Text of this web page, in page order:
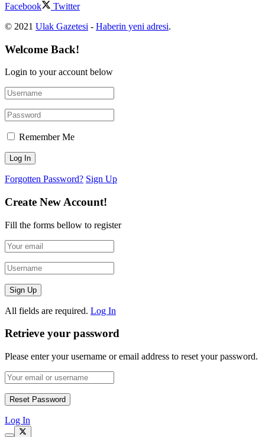
Facebook
Twitter
© 2021 Ulak Gazetesi - Haberin yeni adresi.
Welcome Back!
Login to your account below
Remember Me
Forgotten Password? Sign Up
Create New Account!
Fill the forms bellow to register
All fields are required. Log In
Retrieve your password
Please enter your username or email address to reset your password.
Log In